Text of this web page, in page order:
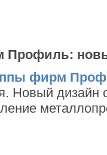
Профиль:
фирм
Новый дизайн